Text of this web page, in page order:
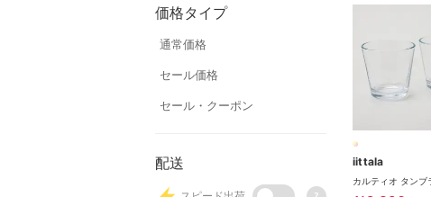
価格タイプ
通常価格
セール価格
セール・クーポン
配送 iittala